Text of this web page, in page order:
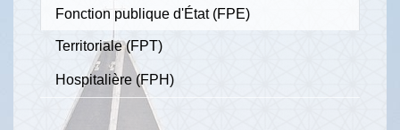
Fonction publique d'État (FPE)
Territoriale (FPT)
Hospitalière (FPH)